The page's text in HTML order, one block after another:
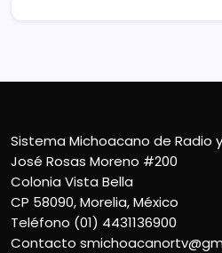
Sistema Michoacano de Radio
José Rosas Moreno #200
Colonia Vista Bella
CP 58090, Morelia, México
Teléfono (01) 4431136900
Contacto